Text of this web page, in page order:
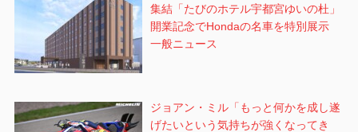
集結「たびのホテル宇都宮ゆいの杜」
開業記念でHondaの名車を特別展示
一般ニュース
ジョアン・ミル「もっと何かを成し遂
げたいという気持ちが強くなってき